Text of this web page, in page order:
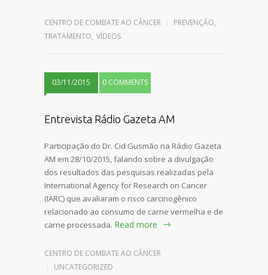
CENTRO DE COMBATE AO CÂNCER PREVENÇÃO,
TRATAMENTO, VÍDEOS
03/11/2015 0 COMMENTS
Entrevista Rádio Gazeta AM
Participação do Dr. Cid Gusmão na Rádio Gazeta
AM em 28/10/2015, falando sobre a divulgação
dos resultados das pesquisas realizadas pela
International Agency for Research on Cancer
(IARC) que avaliaram o risco carcinogênico
relacionado ao consumo de carne vermelha e de
carne processada. Read more
CENTRO DE COMBATE AO CÂNCER
UNCATEGORIZED